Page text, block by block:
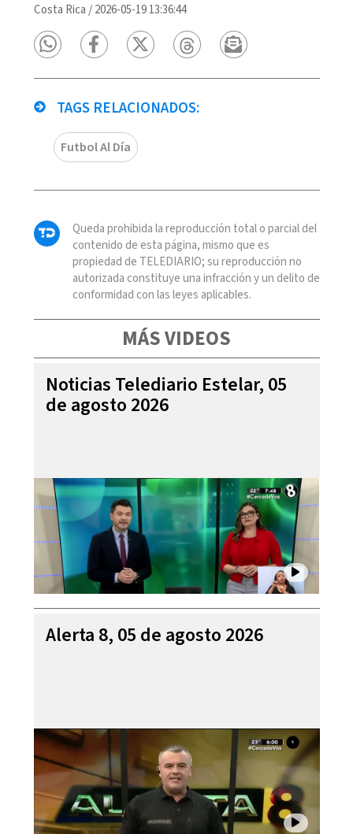
Costa Rica /2026-05-19 13:36:44
TAGS RELACIONADOS:
Futbol Al Día
Queda prohibida la reproducción total o parcial del
contenido de esta página, mismo que es
propiedad de TELEDIARIO; su reproducción no
autorizada constituye una infracción y un delito de
conformidad con las leyes aplicables.
MÁS VIDEOS
Noticias Telediario Estelar, 05
de agosto 2026
Alerta 8, 05 de agosto 2026